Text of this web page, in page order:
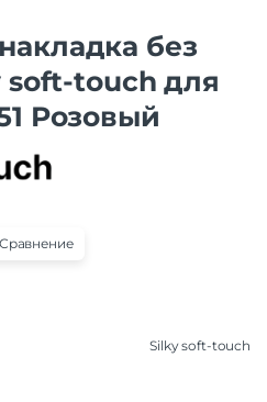
без
soft-touch для
Розовый
Сравнение
Silky soft-touch